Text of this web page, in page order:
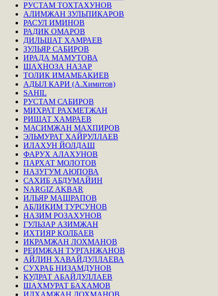
РУСТАМ ТОХТАХУНОВ
АЛИМЖАН ЗУЛЬПИКАРОВ
РАСУЛ ИМИНОВ
РАДИК ОМАРОВ
ДИЛЬШАТ ХАМРАЕВ
ЗУЛЬЯР САБИРОВ
ИРАДА МАМУТОВА
ШАХНОЗА НАЗАР
ТОЛИК ИМАМБАКИЕВ
АДЫЛ КАРИ (А.Химитов)
SAHIL
РУСТАМ САБИРОВ
МИХРАТ РАХМЕТЖАН
РИШАТ ХАМРАЕВ
МАСИМЖАН МАХПИРОВ
ЭЛЬМУРАТ ХАЙРУЛЛАЕВ
ИЛАХУН ЙОЛДАШ
ФАРУХ АЛАХУНОВ
ПАРХАТ МОЛОТОВ
НАЗУГУМ АЮПОВА
САХИБ АБДУМАЙИН
NARGIZ AKBAR
ИЛЬЯР МАШРАПОВ
АБЛИКИМ ТУРСУНОВ
НАЗИМ РОЗАХУНОВ
ГУЛЬЗАР АЗИМЖАН
ИХТИЯР КОЛБАЕВ
ИКРАМЖАН ЛОХМАНОВ
РЕИМЖАН ТУРГАНЖАНОВ
АЙЛИН ХАВАЙДУЛЛАЕВА
СУХРАБ НИЗАМДУНОВ
КУДРАТ АБАЙДУЛЛАЕВ
ШАХМУРАТ БАХАМОВ
ИЛХАМЖАН ЛОХМАНОВ